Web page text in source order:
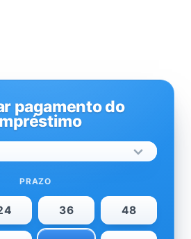
pagamento do
PRAZO
36 48